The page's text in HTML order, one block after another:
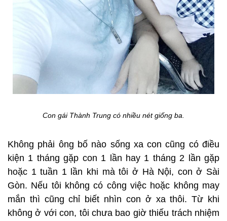
Con gái Thành Trung có nhiều nét giống ba.
Không phải ông bố nào sống xa con cũng có điều
kiện 1 tháng gặp con 1 lần hay 1 tháng 2 lần gặp
hoặc 1 tuần 1 lần khi mà tôi ở Hà Nội, con ở Sài
Gòn. Nếu tôi không có công việc hoặc không may
mắn thì cũng chỉ biết nhìn con ở xa thôi. Từ khi
không ở với con, tôi chưa bao giờ thiếu trách nhiệm